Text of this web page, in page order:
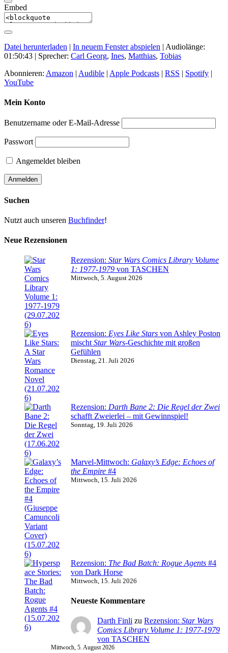
Embed
Datei herunterladen | In neuem Fenster abspielen | Audiolänge:
01:50:43 | Sprecher: Carl Georg, Ines, Matthias, Tobias
Abonnieren: Amazon | Audible | Apple Podcasts | RSS | Spotify |
YouTube
Mein Konto
Benutzername oder E-Mail-Adresse
Passwort
Angemeldet bleiben
Suchen
Nutzt auch unseren Buchfinder!
Neue Rezensionen
Rezension: Star Wars Comics Library Volume
1: 1977-1979 von TASCHEN
Mittwoch, 5. August 2026
Rezension: Eyes Like Stars von Ashley Poston
mischt Star Wars-Geschichte mit großen
Gefühlen
Dienstag, 21. Juli 2026
Rezension: Darth Bane 2: Die Regel der Zwei
schafft Zweierlei – mit Gewinnspiel!
Sonntag, 19. Juli 2026
Marvel-Mittwoch: Galaxy’s Edge: Echoes of
the Empire #4
Mittwoch, 15. Juli 2026
Rezension: The Bad Batch: Rogue Agents #4
von Dark Horse
Mittwoch, 15. Juli 2026
Neueste Kommentare
Darth Finli zu Rezension: Star Wars
Comics Library Volume 1: 1977-1979
von TASCHEN
Mittwoch, 5. August 2026